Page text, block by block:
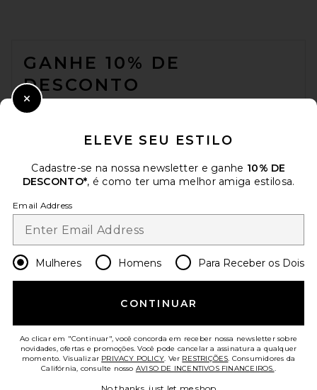
GANHE 10% DE
DESCONTO
Quando você se inscreve em nossa newsletter enviando seu e-mail.
Sign Up
Change Country Regions
AJUDE-NOS A MELHORAR!
ATENDIMENTO AO CLIENTE
ELEVE SEU ESTILO
Cadastre-se na nossa newsletter e ganhe 10% DE
DESCONTO*, é como ter uma melhor amiga estilosa.
Email Address
Mulheres Homens Para Receber os Dois
CONTINUAR
Ao clicar em "Continuar", você concorda em receber nossa newsletter sobre
novidades, ofertas e promoções. Você pode cancelar a assinatura a qualquer
momento. Visualizar PRIVACY POLICY. Ver RESTRIÇÕES. Consumidores da
Califórnia, consulte nosso AVISO DE INCENTIVOS FINANCEIROS..
Close Modal